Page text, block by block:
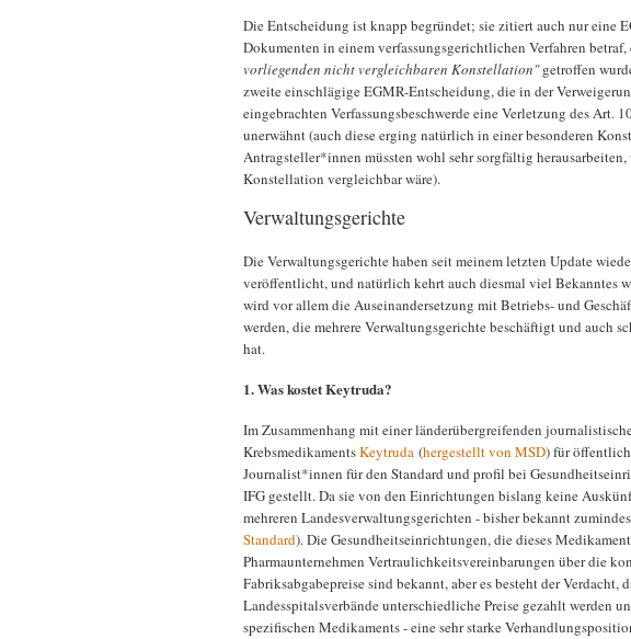
Die Entscheidung ist knapp begründet; sie zitiert auch nur eine
Dokumenten in einem verfassungsgerichtlichen Verfahren betraf,
vorliegenden nicht vergleichbaren Konstellation"getroffen
zweite einschlägige EGMR-Entscheidung, die in der
eingebrachten Verfassungsbeschwerde eine Verletzung des Art.
unerwähnt (auch diese erging natürlich in einer besonderen
Antragsteller*innen müssten wohl sehr sorgfältig
Konstellation vergleichbar wäre).
Verwaltungsgerichte
Die Verwaltungsgerichte haben seit meinem letzten Update
veröffentlicht, und natürlich kehrt auch diesmal viel Bekanntes
wird vor allem die Auseinandersetzung mit Betriebs- und
werden, die mehrere Verwaltungsgerichte beschäftigt und auch
hat.
1. Was kostet Keytruda?
Im Zusammenhang mit einer länderübergreifenden
KrebsmedikamentsKeytruda (hergestellt von MSD) für
Journalist*innen für den Standard und profil bei
IFG gestellt. Da sie von den Einrichtungen bislang keine
mehreren Landesverwaltungsgerichten - bisher bekannt
Standard). Die Gesundheitseinrichtungen, die dieses
Pharmaunternehmen Vertraulichkeitsvereinbarungen über die
Fabriksabgabepreise sind bekannt, aber es besteht der Verdacht,
Landesspitalsverbände unterschiedliche Preise gezahlt werden
spezifischen Medikaments - eine sehr starke